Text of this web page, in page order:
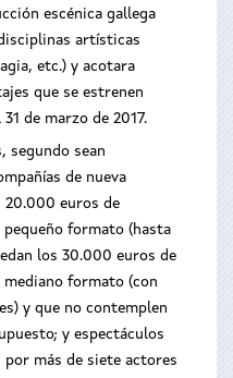
escénica gallega
artísticas
etc.) y acotara
que se estrenen
de marzo de 2017.
segundo sean
de nueva
20.000 euros de
formato (hasta
los 30.000 euros de
mediano formato (con
y que no contemplen
y espectáculos
más de siete actores